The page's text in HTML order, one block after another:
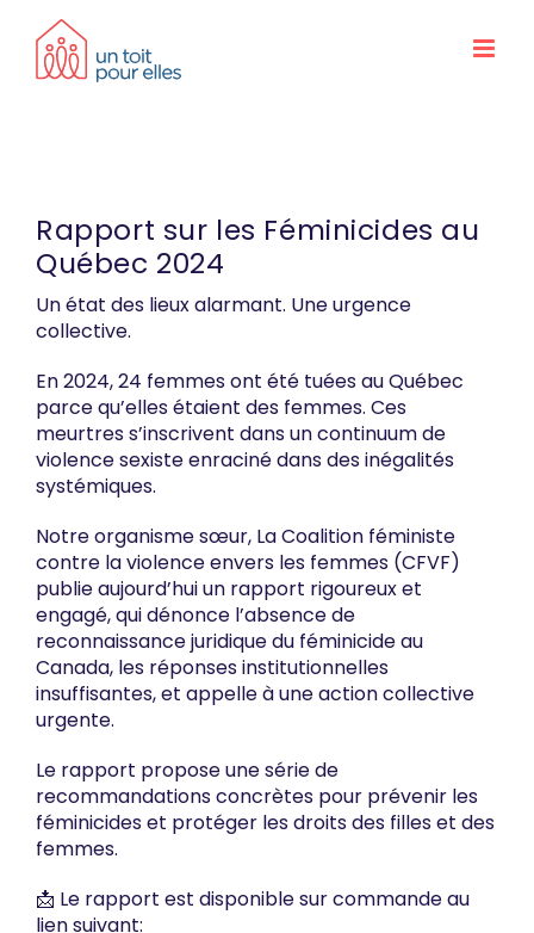
content
Rapport sur les Féminicides au
Québec 2024
Un état des lieux alarmant. Une urgence
collective.
En 2024, 24 femmes ont été tuées au Québec
parce qu’elles étaient des femmes. Ces
meurtres s’inscrivent dans un continuum de
violence sexiste enraciné dans des inégalités
systémiques.
Notre organisme sœur, La Coalition féministe
contre la violence envers les femmes (CFVF)
publie aujourd’hui un rapport rigoureux et
engagé, qui dénonce l’absence de
reconnaissance juridique du féminicide au
Canada, les réponses institutionnelles
insuffisantes, et appelle à une action collective
urgente.
Le rapport propose une série de
recommandations concrètes pour prévenir les
féminicides et protéger les droits des filles et des
femmes.
📩 Le rapport est disponible sur commande au
lien suivant: